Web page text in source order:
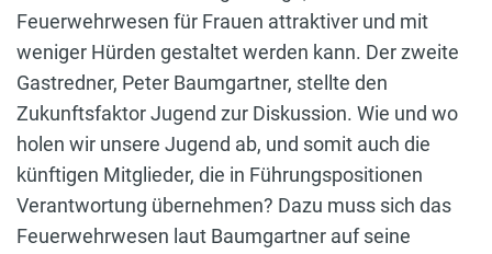
Feuerwehrwesen für Frauen attraktiver und mit
weniger Hürden gestaltet werden kann. Der zweite
Gastredner, Peter Baumgartner, stellte den
Zukunftsfaktor Jugend zur Diskussion. Wie und wo
holen wir unsere Jugend ab, und somit auch die
künftigen Mitglieder, die in Führungspositionen
Verantwortung übernehmen? Dazu muss sich das
Feuerwehrwesen laut Baumgartner auf seine